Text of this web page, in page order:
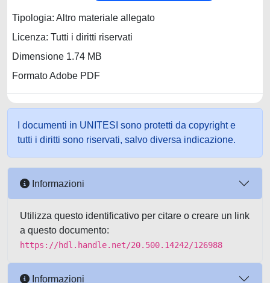
Tipologia: Altro materiale allegato
Licenza: Tutti i diritti riservati
Dimensione 1.74 MB
Formato Adobe PDF
I documenti in UNITESI sono protetti da copyright e
tutti i diritti sono riservati, salvo diversa indicazione.
Informazioni
Utilizza questo identificativo per citare o creare un link
a questo documento:
https://hdl.handle.net/20.500.14242/126988
Informazioni